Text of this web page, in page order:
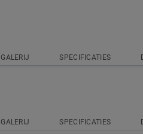
GALERIJ SPECIFICATIES
GALERIJ SPECIFICATIES